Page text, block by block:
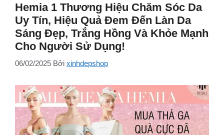
Hemia 1 Thương Hiệu Chăm Sóc Da
Uy Tín, Hiệu Quả Đem Đến Làn Da
Sáng Đẹp, Trắng Hồng Và Khỏe Mạnh
Cho Người Sử Dụng!
06/02/2025 Bởi xinhdepshop